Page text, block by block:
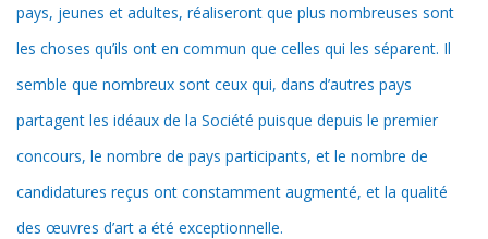
pays, jeunes et adultes, réaliseront que plus nombreuses sont
les choses qu’ils ont en commun que celles qui les séparent. Il
semble que nombreux sont ceux qui, dans d’autres pays
partagent les idéaux de la Société puisque depuis le premier
concours, le nombre de pays participants, et le nombre de
candidatures reçus ont constamment augmenté, et la qualité
des œuvres d’art a été exceptionnelle.